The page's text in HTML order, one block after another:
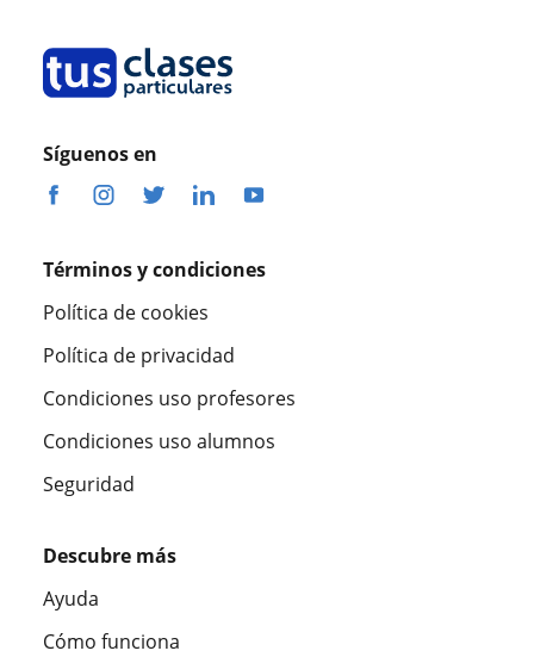
Síguenos en
Términos y condiciones
Política de cookies
Política de privacidad
Condiciones uso profesores
Condiciones uso alumnos
Seguridad
Descubre más
Ayuda
Cómo funciona